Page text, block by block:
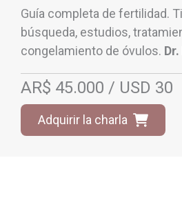
Guía completa de fertilidad.
búsqueda, estudios,
congelamiento de óvulos.
AR$ 45.000 / USD 30
Adquirir la charla